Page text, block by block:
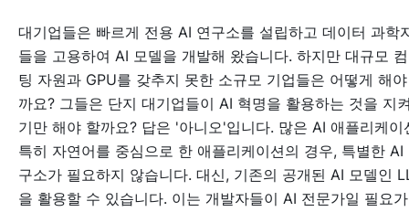
대기업들은 빠르게 전용 AI 연구소를 설립하고 데이터 과학
들을 고용하여 AI 모델을 개발해 왔습니다. 하지만 대규모
팅 자원과 GPU를 갖추지 못한 소규모 기업들은 어떻게 해
까요? 그들은 단지 대기업들이 AI 혁명을 활용하는 것을 지
기만 해야 할까요? 답은 '아니오'입니다. 많은 AI 애플리케이
특히 자연어를 중심으로 한 애플리케이션의 경우, 특별한 AI
구소가 필요하지 않습니다. 대신, 기존의 공개된 AI 모델인
을 활용할 수 있습니다. 이는 개발자들이 AI 전문가일 필요